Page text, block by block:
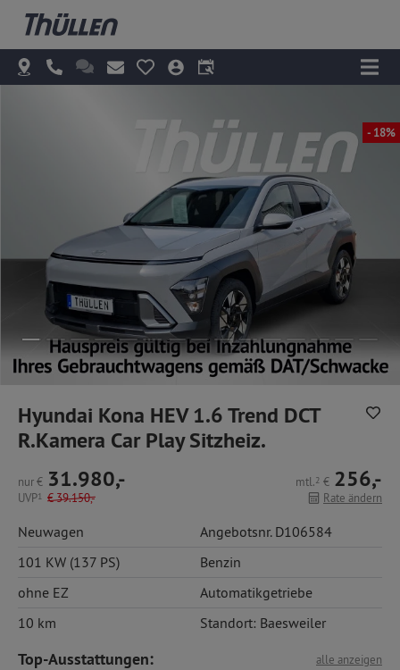
- 18%
Hyundai Kona HEV 1.6 Trend DCT
R.Kamera Car Play Sitzheiz.
nur€ 31.980,-
UVP1 €39.150,-
mtl.2 € 256,-
Rate ändern
Neuwagen
Angebotsnr. D106584
101 KW (137 PS)
Benzin
ohne EZ
Automatikgetriebe
10 km
Standort: Baesweiler
alle anzeigen
Top-Ausstattungen: